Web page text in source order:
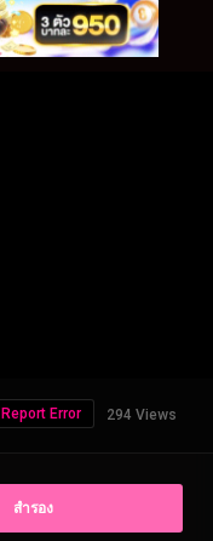
294 Views
Report Error
สำรอง